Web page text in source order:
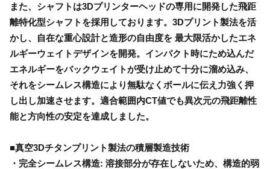
また、シャフトは3Dプリンターヘッドの専用に開発した飛距
離特化型シャフトを採用しております。3Dプリント製法を活
かし、自在な重心設計と造形の自由度を 最大限活かしたエネ
ルギーウェイトデザインを開発。インパクト時にため込んだ
エネルギーをバックウェイトが受け止めて十分に溜め込み、
それをシームレス構造により無駄なくボールに伝え力強く押
し出し加速させます。適合範囲内CT値でも異次元の飛距離性
能と方向性の安定を達成しました。
■真空3Dチタンプリント製法の積層製造技術
・完全シームレス構造: 溶接部分が存在しないため、構造的弱